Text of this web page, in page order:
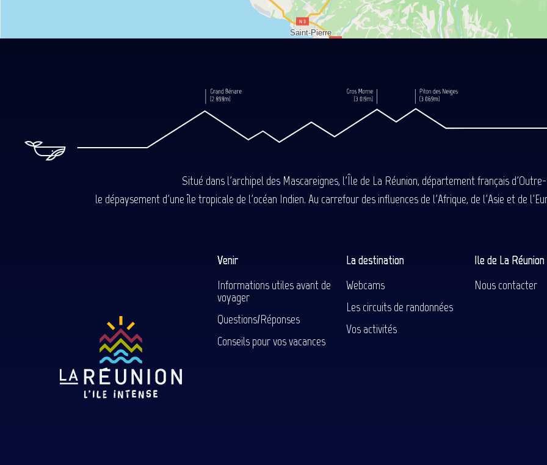
Situé dans l'archipel des Mascareignes, l'Île de La Réunion, département français
le dépaysement d'une île tropicale de l'océan Indien. Au carrefour des influences de l'Afrique, de l'Asie et de
Venir
Informations utiles avant de
voyager
Questions/Réponses
Conseils pour vos vacances
La destination
Webcams
Les circuits de randonnées
Vos activités
Ile de La
Nous contacter